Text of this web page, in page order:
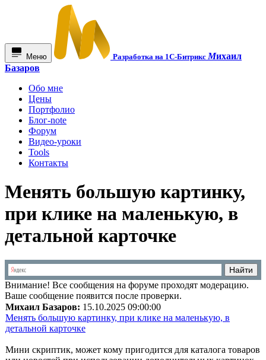
Меню Разработка на 1С-БитриксМихаил
Базаров
Обо мне
Цены
Портфолио
Блог-note
Форум
Видео-уроки
Tools
Контакты
Менять большую картинку,
при клике на маленькую, в
детальной карточке
Внимание! Все сообщения на форуме проходят модерацию.
Ваше сообщение появится после проверки.
Михаил Базаров: 15.10.2025 09:00:00
Менять большую картинку, при клике на маленькую, в
детальной карточке
Мини скриптик, может кому пригодится для каталога товаров